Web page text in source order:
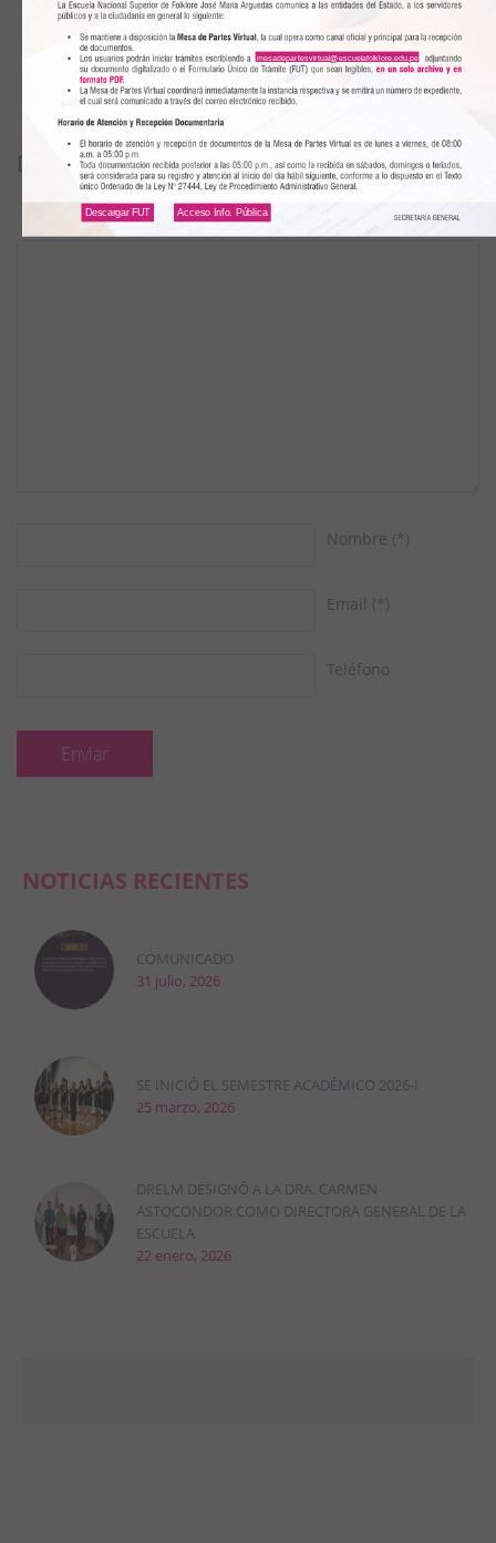
DEJAR UN COMENTARIO
Nombre (*)
Email (*)
Teléfono
NOTICIAS RECIENTES
COMUNICADO
31 julio, 2026
SE INICIÓ EL SEMESTRE ACADÉMICO 2026-I
25 marzo, 2026
DRELM DESIGNÓ A LA DRA. CARMEN
ASTOCONDOR COMO DIRECTORA GENERAL DE LA
ESCUELA
22 enero, 2026
Descargar FUT Acceso Info. Pública
mesadepartesvirtual@escuelafolklore.edu.pe